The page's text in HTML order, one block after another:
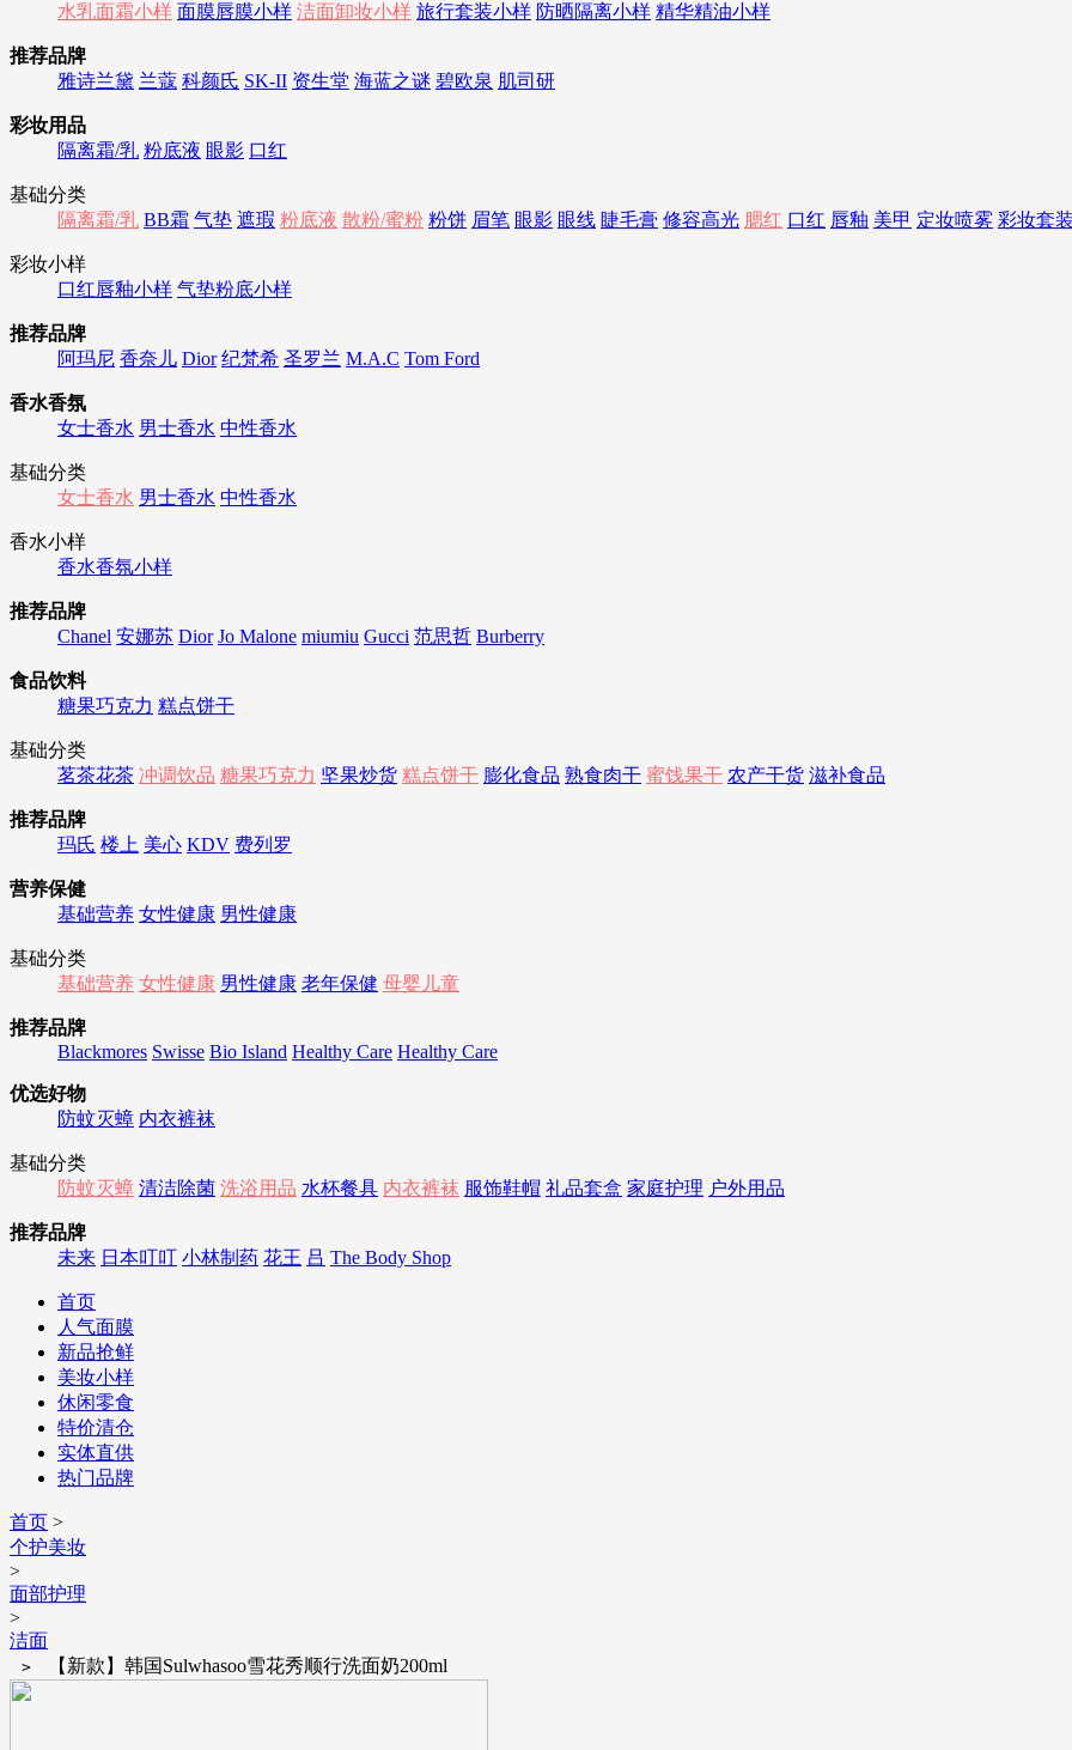
水乳面霜小样 面膜唇膜小样 洁面卸妆小样 旅行套装小样 防晒隔离小样 精华精油小样
推荐品牌
雅诗兰黛 兰蔻 科颜氏 SK-II 资生堂 海蓝之谜 碧欧泉 肌司研
彩妆用品
隔离霜/乳 粉底液 眼影 口红
基础分类
隔离霜/乳 BB霜 气垫 遮瑕 粉底液 散粉/蜜粉 粉饼 眉笔 眼影 眼线 睫毛膏 修容高光 腮红 口红 唇釉 美甲 定妆喷雾 彩妆套
彩妆小样
口红唇釉小样 气垫粉底小样
推荐品牌
阿玛尼 香奈儿 Dior 纪梵希 圣罗兰 M.A.C Tom Ford
香水香氛
女士香水 男士香水 中性香水
基础分类
女士香水 男士香水 中性香水
香水小样
香水香氛小样
推荐品牌
Chanel 安娜苏 Dior Jo Malone miumiu Gucci 范思哲 Burberry
食品饮料
糖果巧克力 糕点饼干
基础分类
茗茶花茶 冲调饮品 糖果巧克力 坚果炒货 糕点饼干 膨化食品 熟食肉干 蜜饯果干 农产干货 滋补食品
推荐品牌
玛氏 楼上 美心 KDV 费列罗
营养保健
基础营养 女性健康 男性健康
基础分类
基础营养 女性健康 男性健康 老年保健 母婴儿童
推荐品牌
Blackmores Swisse Bio Island Healthy Care Healthy Care
优选好物
防蚊灭蟑 内衣裤袜
基础分类
防蚊灭蟑 清洁除菌 洗浴用品 水杯餐具 内衣裤袜 服饰鞋帽 礼品套盒 家庭护理 户外用品
推荐品牌
未来 日本叮叮 小林制药 花王 吕 The Body Shop
首页
人气面膜
新品抢鲜
美妆小样
休闲零食
特价清仓
实体直供
热门品牌
首页 >
个护美妆
>
面部护理
>
洁面
> 【新款】韩国Sulwhasoo雪花秀顺行洗面奶200ml